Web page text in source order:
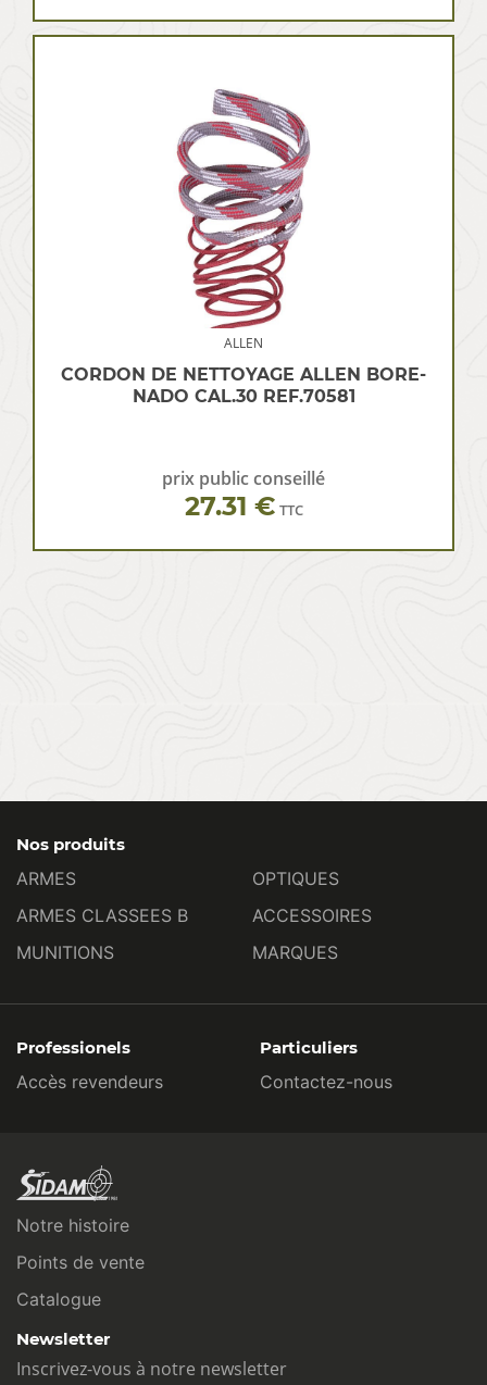
ALLEN
CORDON DE NETTOYAGE ALLEN BORE-
NADO CAL.30 REF.70581
prix public conseillé
27.31 € TTC
Nos produits
ARMES
ARMES CLASSEES B
MUNITIONS
OPTIQUES
ACCESSOIRES
MARQUES
Professionels
Accès revendeurs
Particuliers
Contactez-nous
Notre histoire
Points de vente
Catalogue
Newsletter
Inscrivez-vous à notre newsletter